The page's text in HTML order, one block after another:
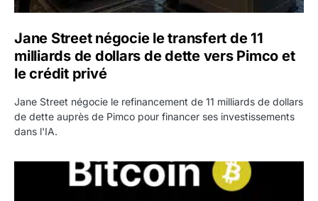
Jane Street négocie le transfert de 11
milliards de dollars de dette vers Pimco et
le crédit privé
Jane Street négocie le refinancement de 11 milliards de dollars
de dette auprès de Pimco pour financer ses investissements
dans l'IA.
Bitcoin stagne à 64 000 dollars pendant que les